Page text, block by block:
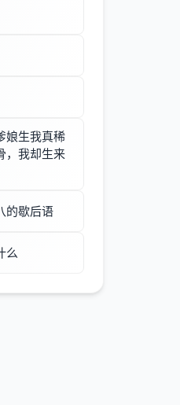
娘生我真稀
，我却生来
的歇后语
么